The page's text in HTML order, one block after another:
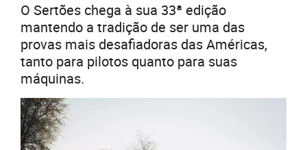
O Sertões chega à sua 33ª edição
mantendo a tradição de ser uma das
provas mais desafiadoras das Américas,
tanto para pilotos quanto para suas
máquinas.